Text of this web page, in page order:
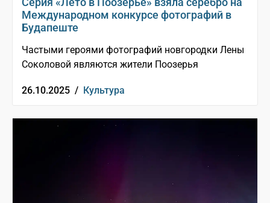
Международном конкурсе фотографий в
Будапеште
Частыми героями фотографий новгородки Лены
Соколовой являются жители Поозерья
26.10.2025 / Культура